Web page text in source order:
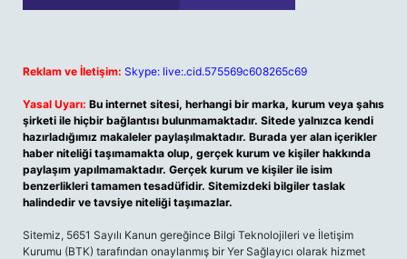
Reklam ve İletişim: Skype: live:.cid.575569c608265c69
Yasal Uyarı: Bu internet sitesi, herhangi bir marka, kurum veya şahıs
şirketi ile hiçbir bağlantısı bulunmamaktadır. Sitede yalnızca kendi
hazırladığımız makaleler paylaşılmaktadır. Burada yer alan içerikler
haber niteliği taşımamakta olup, gerçek kurum ve kişiler hakkında
paylaşım yapılmamaktadır. Gerçek kurum ve kişiler ile isim
benzerlikleri tamamen tesadüfidir. Sitemizdeki bilgiler taslak
halindedir ve tavsiye niteliği taşımazlar.
Sitemiz, 5651 Sayılı Kanun gereğince Bilgi Teknolojileri ve İletişim
Kurumu (BTK) tarafından onaylanmış bir Yer Sağlayıcı olarak hizmet